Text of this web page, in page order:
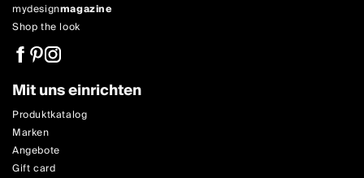
mydesignmagazine
Shop the look
Mit uns einrichten
Produktkatalog
Marken
Angebote
Gift card